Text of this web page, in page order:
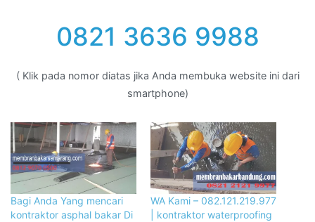
0821 3636 9988
( Klik pada nomor diatas jika Anda membuka website ini dari
smartphone)
Bagi Anda Yang mencari
kontraktor asphal bakar Di
WA Kami – 082.121.219.977
| kontraktor waterproofing